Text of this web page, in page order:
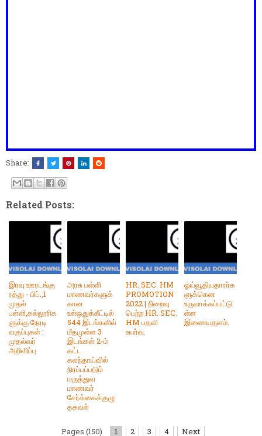
Share:
Related Posts:
இரவு ஊரடங்கு
ரத்து - பிப்.,1
முதல்
பள்ளி,கல்லூரிக
ளுக்கு நேரடி
வகுப்புகள் :
முதல்வர்
அறிவிப்பு
அரசு பள்ளி
மாணவர்களுக்
கான
உள்ஒதுக்கீட்டில்
544 இடங்களில்
மீதமுள்ள 3
இடங்கள் 2-ம்
கட்ட
கலந்தாய்வில்
நிரப்பப்படும்
மருத்துவ
மாணவர்
சேர்க்கைக்குழு
தகவல்
HR. SEC. HM
PROMOTION
2022 | நிறைவு
பெற்ற HR. SEC.
HM பதவி
உயர்வு.
ஓய்வூதியதாரர்க
ளுக்கென
உருவாக்கப்பட்டு
ள்ள
இணையதளம்.
Pages (150) 1 2 3 4 Next